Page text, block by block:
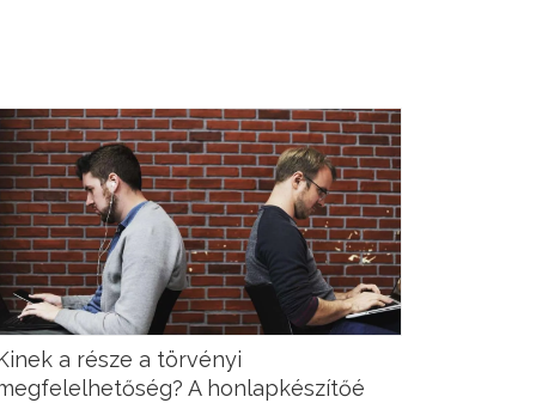
a része a törvényi
A honlapkészítőé